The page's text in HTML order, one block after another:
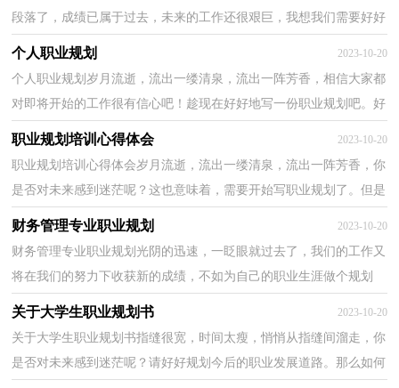
段落了，成绩已属于过去，未来的工作还很艰巨，我想我们需要好好
个人职业规划 2023-10-20
个人职业规划岁月流逝，流出一缕清泉，流出一阵芳香，相信大家都
对即将开始的工作很有信心吧！趁现在好好地写一份职业规划吧。好
的职业规划是什么样的呢？下面是小编帮大家整理的个人...
职业规划培训心得体会 2023-10-20
职业规划培训心得体会岁月流逝，流出一缕清泉，流出一阵芳香，你
是否对未来感到迷茫呢？这也意味着，需要开始写职业规划了。但是
财务管理专业职业规划 2023-10-20
财务管理专业职业规划光阴的迅速，一眨眼就过去了，我们的工作又
将在我们的努力下收获新的成绩，不如为自己的职业生涯做个规划
关于大学生职业规划书 2023-10-20
关于大学生职业规划书指缝很宽，时间太瘦，悄悄从指缝间溜走，你
是否对未来感到迷茫呢？请好好规划今后的职业发展道路。那么如何